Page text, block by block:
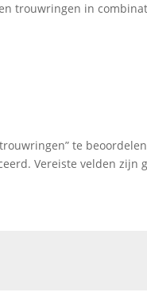
trouwringen in
te beoordelen
Vereiste velden zijn